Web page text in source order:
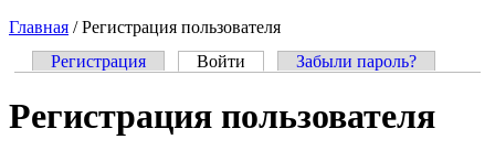
Главная /Регистрация пользователя
Регистрация Войти (активная вкладка)
Забыли пароль?
Регистрация пользователя